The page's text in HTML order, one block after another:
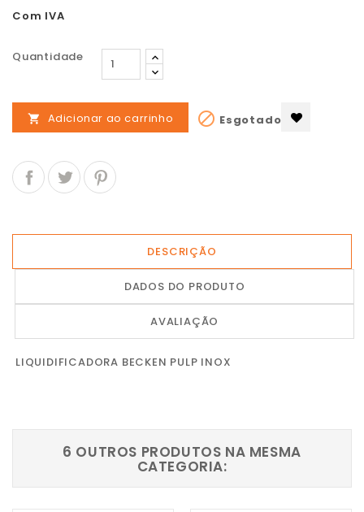
Com IVA
Quantidade
 Adicionar ao carrinho  Esgotado
DESCRIÇÃO
DADOS DO PRODUTO
AVALIAÇÃO
LIQUIDIFICADORA BECKEN PULP INOX
6 OUTROS PRODUTOS NA MESMA
CATEGORIA: